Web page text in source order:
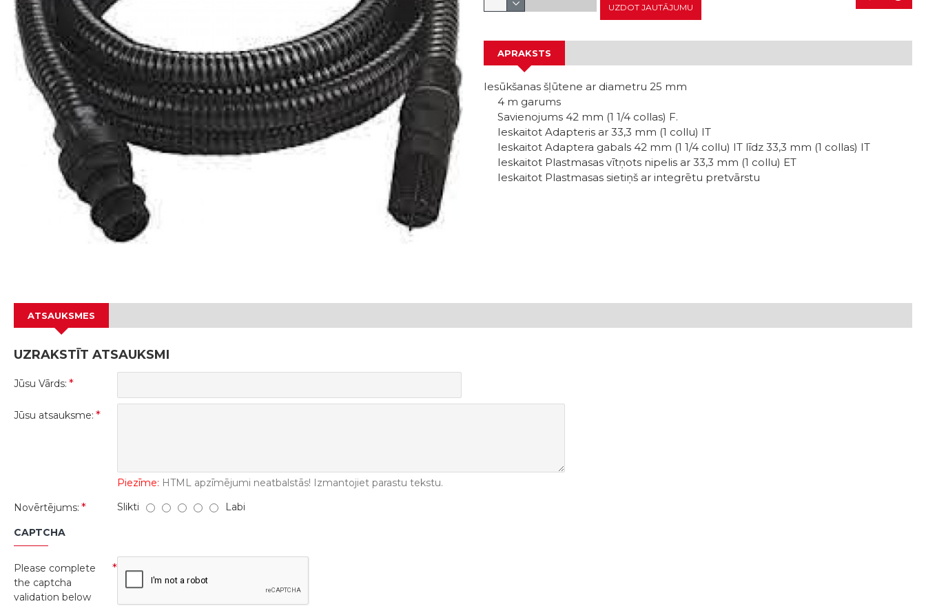
UZDOT JAUTĀJUMU
APRAKSTS
Iesūkšanas šļūtene ar diametru 25 mm
4 m garums
Savienojums 42 mm (1 1/4 collas) F.
Ieskaitot Adapteris ar 33,3 mm (1 collu) IT
Ieskaitot Adaptera gabals 42 mm (1 1/4 collu) IT līdz 33,3 mm (1 collas) IT
Ieskaitot Plastmasas vītņots nipelis ar 33,3 mm (1 collu) ET
Ieskaitot Plastmasas sietiņš ar integrētu pretvārstu
ATSAUKSMES
UZRAKSTĪT ATSAUKSMI
Jūsu Vārds:
Jūsu atsauksme:
Piezīme: HTML apzīmējumi neatbalstās! Izmantojiet parastu tekstu.
Novērtējums:
Slikti Labi
CAPTCHA
Please complete
the captcha
validation below